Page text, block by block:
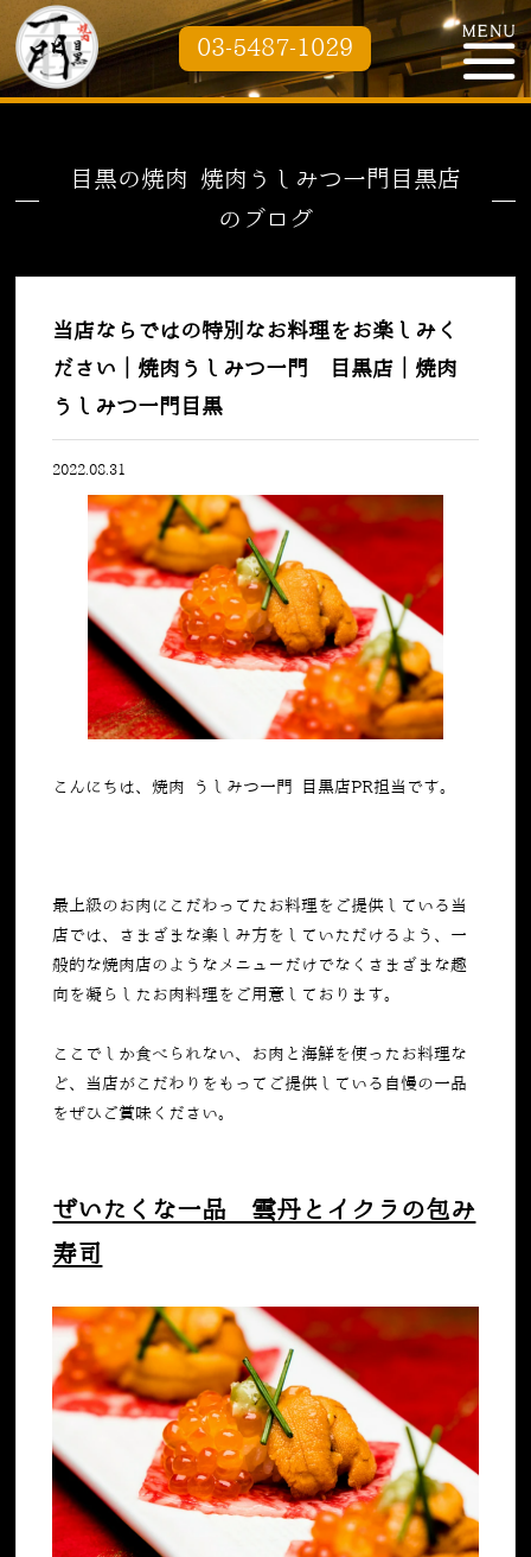
03-5487-1029
目黒の焼肉 焼肉うしみつ一門目黒店
のブログ
当店ならではの特別なお料理をお楽しみく
ださい｜焼肉うしみつ一門 目黒店｜焼肉
うしみつ一門目黒
2022.08.31
こんにちは、焼肉 うしみつ一門 目黒店PR担当です。
最上級のお肉にこだわってたお料理をご提供している当
店では、さまざまな楽しみ方をしていただけるよう、一
般的な焼肉店のようなメニューだけでなくさまざまな趣
向を凝らしたお肉料理をご用意しております。
ここでしか食べられない、お肉と海鮮を使ったお料理な
ど、当店がこだわりをもってご提供している自慢の一品
をぜひご賞味ください。
ぜいたくな一品 雲丹とイクラの包み
寿司